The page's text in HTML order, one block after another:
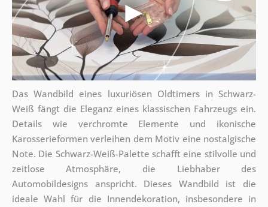
Das Wandbild eines luxuriösen Oldtimers in Schwarz-
Weiß fängt die Eleganz eines klassischen Fahrzeugs ein.
Details wie verchromte Elemente und ikonische
Karosserieformen verleihen dem Motiv eine nostalgische
Note. Die Schwarz-Weiß-Palette schafft eine stilvolle und
zeitlose Atmosphäre, die Liebhaber des
Automobildesigns anspricht. Dieses Wandbild ist die
ideale Wahl für die Innendekoration, insbesondere in